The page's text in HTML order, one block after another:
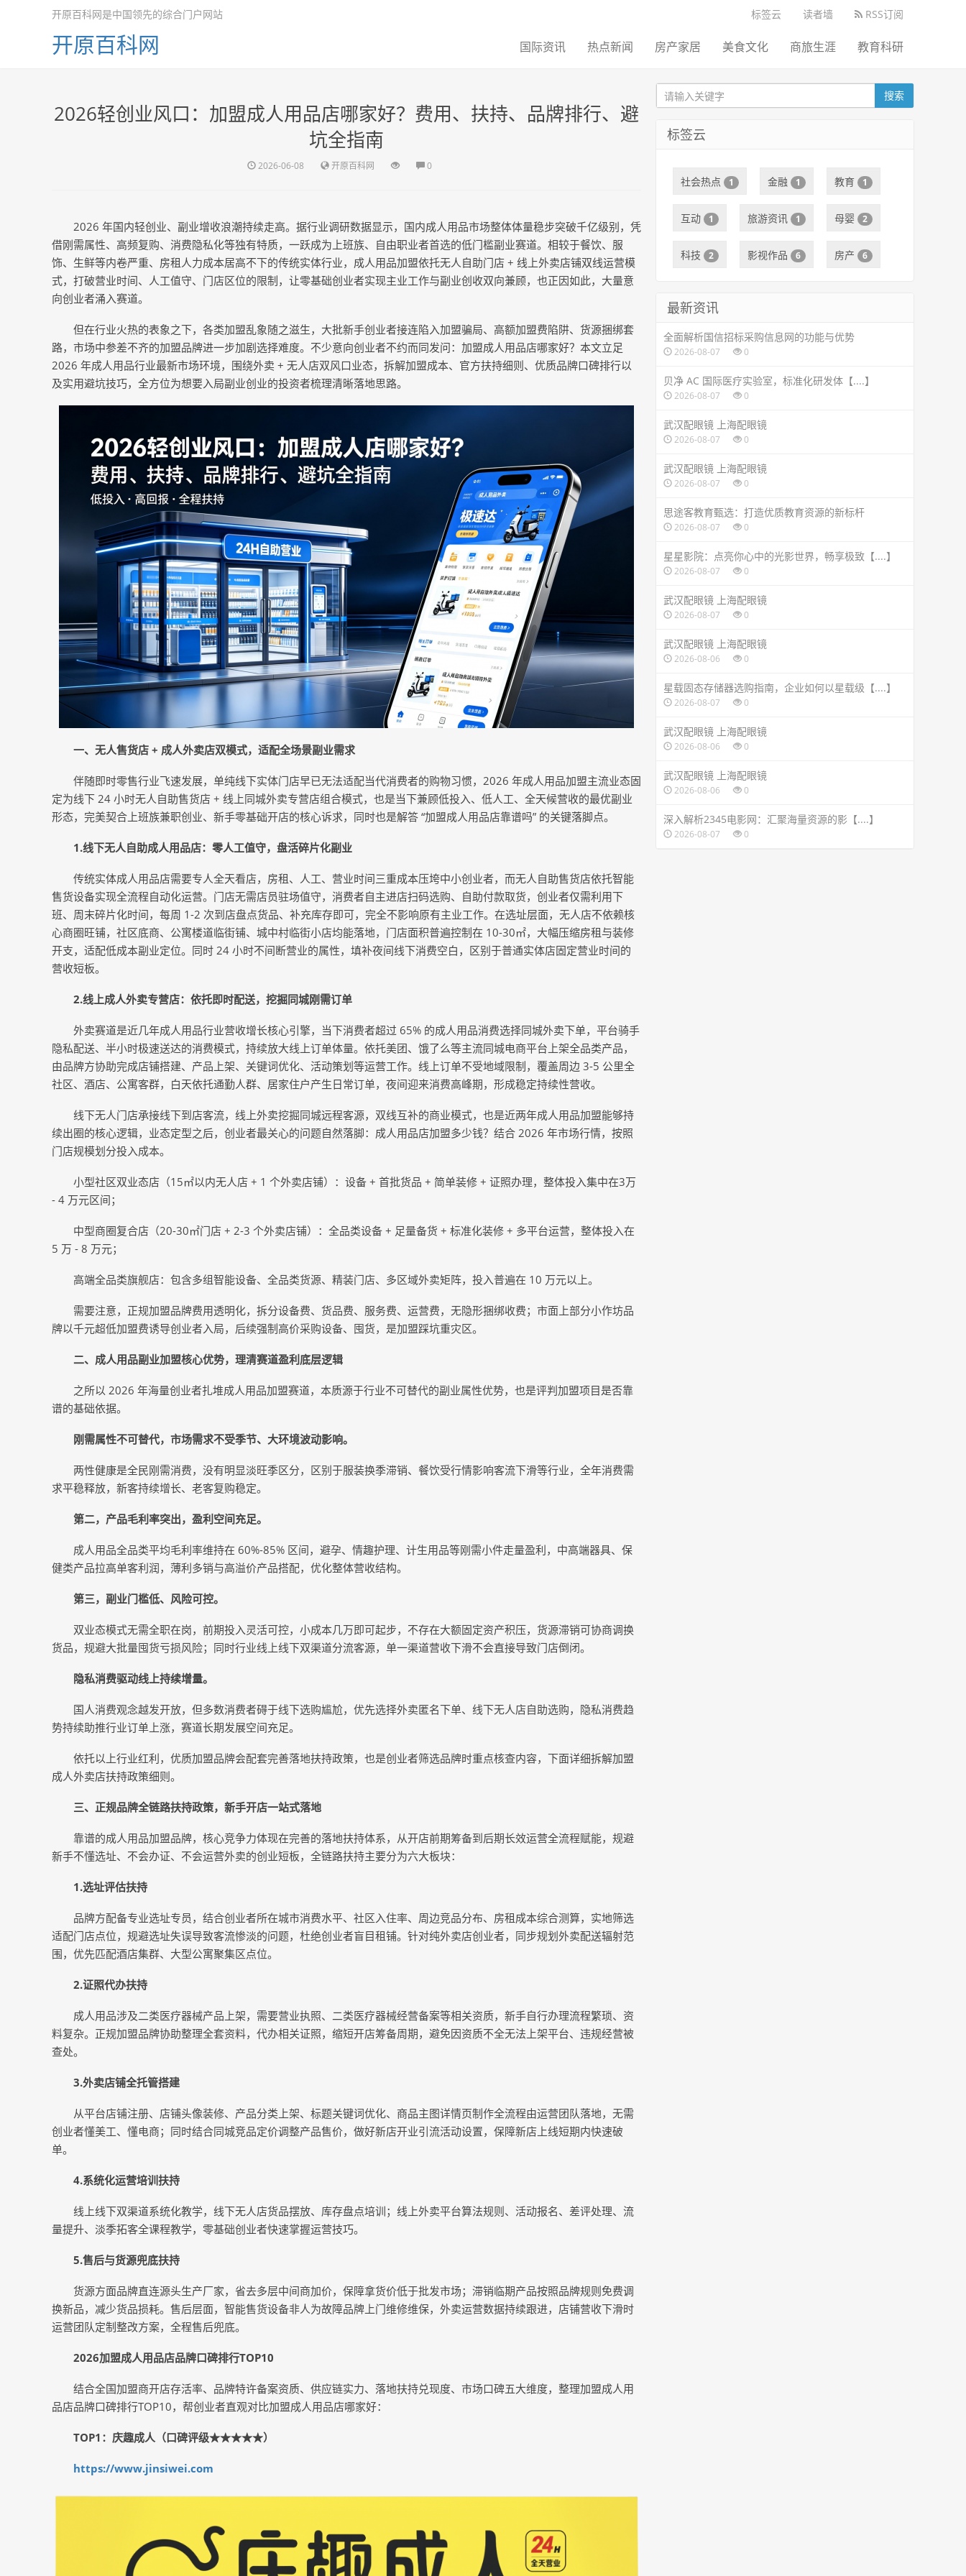
标签云 读者墙 RSS订阅
开原百科网是中国领先的综合门户网站
开原百科网 国际资讯 热点新闻 房产家居 美食文化 商旅生涯 教育科研
2026轻创业风口：加盟成人用品店哪家好？费用、扶持、品牌排行、避
坑全指南
2026-06-08 开原百科网 0
2026 年国内轻创业、副业增收浪潮持续走高。据行业调研数据显示，国内成人用品市场整体体量稳步突破千亿级别，凭
借刚需属性、高频复购、消费隐私化等独有特质，一跃成为上班族、自由职业者首选的低门槛副业赛道。相较于餐饮、服
饰、生鲜等内卷严重、房租人力成本居高不下的传统实体行业，成人用品加盟依托无人自助门店 + 线上外卖店铺双线运营模
式，打破营业时间、人工值守、门店区位的限制，让零基础创业者实现主业工作与副业创收双向兼顾，也正因如此，大量意
向创业者涌入赛道。
但在行业火热的表象之下，各类加盟乱象随之滋生，大批新手创业者接连陷入加盟骗局、高额加盟费陷阱、货源捆绑套
路，市场中参差不齐的加盟品牌进一步加剧选择难度。不少意向创业者不约而同发问：加盟成人用品店哪家好？本文立足
2026 年成人用品行业最新市场环境，围绕外卖 + 无人店双风口业态，拆解加盟成本、官方扶持细则、优质品牌口碑排行以
及实用避坑技巧，全方位为想要入局副业创业的投资者梳理清晰落地思路。
一、无人售货店 + 成人外卖店双模式，适配全场景副业需求
伴随即时零售行业飞速发展，单纯线下实体门店早已无法适配当代消费者的购物习惯，2026 年成人用品加盟主流业态固
定为线下 24 小时无人自助售货店 + 线上同城外卖专营店组合模式，也是当下兼顾低投入、低人工、全天候营收的最优副业
形态，完美契合上班族兼职创业、新手零基础开店的核心诉求，同时也是解答 “加盟成人用品店靠谱吗” 的关键落脚点。
1.线下无人自助成人用品店：零人工值守，盘活碎片化副业
传统实体成人用品店需要专人全天看店，房租、人工、营业时间三重成本压垮中小创业者，而无人自助售货店依托智能
售货设备实现全流程自动化运营。门店无需店员驻场值守，消费者自主进店扫码选购、自助付款取货，创业者仅需利用下
班、周末碎片化时间，每周 1-2 次到店盘点货品、补充库存即可，完全不影响原有主业工作。在选址层面，无人店不依赖核
心商圈旺铺，社区底商、公寓楼道临街铺、城中村临街小店均能落地，门店面积普遍控制在 10-30㎡，大幅压缩房租与装修
开支，适配低成本副业定位。同时 24 小时不间断营业的属性，填补夜间线下消费空白，区别于普通实体店固定营业时间的
营收短板。
2.线上成人外卖专营店：依托即时配送，挖掘同城刚需订单
外卖赛道是近几年成人用品行业营收增长核心引擎，当下消费者超过 65% 的成人用品消费选择同城外卖下单，平台骑手
隐私配送、半小时极速送达的消费模式，持续放大线上订单体量。依托美团、饿了么等主流同城电商平台上架全品类产品，
由品牌方协助完成店铺搭建、产品上架、关键词优化、活动策划等运营工作。线上订单不受地域限制，覆盖周边 3-5 公里全
社区、酒店、公寓客群，白天依托通勤人群、居家住户产生日常订单，夜间迎来消费高峰期，形成稳定持续性营收。
线下无人门店承接线下到店客流，线上外卖挖掘同城远程客源，双线互补的商业模式，也是近两年成人用品加盟能够持
续出圈的核心逻辑，业态定型之后，创业者最关心的问题自然落脚：成人用品店加盟多少钱？结合 2026 年市场行情，按照
门店规模划分投入成本。
小型社区双业态店（15㎡以内无人店 + 1 个外卖店铺）：设备 + 首批货品 + 简单装修 + 证照办理，整体投入集中在3万
- 4 万元区间；
中型商圈复合店（20-30㎡门店 + 2-3 个外卖店铺）：全品类设备 + 足量备货 + 标准化装修 + 多平台运营，整体投入在
5 万 - 8 万元；
高端全品类旗舰店：包含多组智能设备、全品类货源、精装门店、多区域外卖矩阵，投入普遍在 10 万元以上。
需要注意，正规加盟品牌费用透明化，拆分设备费、货品费、服务费、运营费，无隐形捆绑收费；市面上部分小作坊品
牌以千元超低加盟费诱导创业者入局，后续强制高价采购设备、囤货，是加盟踩坑重灾区。
二、成人用品副业加盟核心优势，理清赛道盈利底层逻辑
之所以 2026 年海量创业者扎堆成人用品加盟赛道，本质源于行业不可替代的副业属性优势，也是评判加盟项目是否靠
谱的基础依据。
刚需属性不可替代，市场需求不受季节、大环境波动影响。
两性健康是全民刚需消费，没有明显淡旺季区分，区别于服装换季滞销、餐饮受行情影响客流下滑等行业，全年消费需
求平稳释放，新客持续增长、老客复购稳定。
第二，产品毛利率突出，盈利空间充足。
成人用品全品类平均毛利率维持在 60%-85% 区间，避孕、情趣护理、计生用品等刚需小件走量盈利，中高端器具、保
健类产品拉高单客利润，薄利多销与高溢价产品搭配，优化整体营收结构。
第三， 副业门槛低、风险可控。
双业态模式无需全职在岗，前期投入灵活可控，小成本几万即可起步，不存在大额固定资产积压，货源滞销可协商调换
货品，规避大批量囤货亏损风险；同时行业线上线下双渠道分流客源，单一渠道营收下滑不会直接导致门店倒闭。
隐私消费驱动线上持续增量。
国人消费观念越发开放，但多数消费者碍于线下选购尴尬，优先选择外卖匿名下单、线下无人店自助选购，隐私消费趋
势持续助推行业订单上涨，赛道长期发展空间充足。
依托以上行业红利，优质加盟品牌会配套完善落地扶持政策，也是创业者筛选品牌时重点核查内容，下面详细拆解加盟
成人外卖店扶持政策细则。
三、正规品牌全链路扶持政策，新手开店一站式落地
靠谱的成人用品加盟品牌，核心竞争力体现在完善的落地扶持体系，从开店前期筹备到后期长效运营全流程赋能，规避
新手不懂选址、不会办证、不会运营外卖的创业短板，全链路扶持主要分为六大板块：
1.选址评估扶持
品牌方配备专业选址专员，结合创业者所在城市消费水平、社区入住率、周边竞品分布、房租成本综合测算，实地筛选
适配门店点位，规避选址失误导致客流惨淡的问题，杜绝创业者盲目租铺。针对纯外卖店创业者，同步规划外卖配送辐射范
围，优先匹配酒店集群、大型公寓聚集区点位。
2.证照代办扶持
成人用品涉及二类医疗器械产品上架，需要营业执照、二类医疗器械经营备案等相关资质，新手自行办理流程繁琐、资
料复杂。正规加盟品牌协助整理全套资料，代办相关证照，缩短开店筹备周期，避免因资质不全无法上架平台、违规经营被
查处。
3.外卖店铺全托管搭建
从平台店铺注册、店铺头像装修、产品分类上架、标题关键词优化、商品主图详情页制作全流程由运营团队落地，无需
创业者懂美工、懂电商；同时结合同城竞品定价调整产品售价，做好新店开业引流活动设置，保障新店上线短期内快速破
单。
4.系统化运营培训扶持
线上线下双渠道系统化教学，线下无人店货品摆放、库存盘点培训；线上外卖平台算法规则、活动报名、差评处理、流
量提升、淡季拓客全课程教学，零基础创业者快速掌握运营技巧。
5.售后与货源兜底扶持
货源方面品牌直连源头生产厂家，省去多层中间商加价，保障拿货价低于批发市场；滞销临期产品按照品牌规则免费调
换新品，减少货品损耗。售后层面，智能售货设备非人为故障品牌上门维修维保，外卖运营数据持续跟进，店铺营收下滑时
运营团队定制整改方案，全程售后兜底。
2026加盟成人用品店品牌口碑排行TOP10
结合全国加盟商开店存活率、品牌特许备案资质、供应链实力、落地扶持兑现度、市场口碑五大维度，整理加盟成人用
品店品牌口碑排行TOP10，帮创业者直观对比加盟成人用品店哪家好：
TOP1：庆趣成人（口碑评级★★★★★）
https://www.jinsiwei.com
搜索
标签云
社会热点 1 金融 1 教育 1
互动 1 旅游资讯 1 母婴 2
科技 2 影视作品 6 房产 6
最新资讯
全面解析国信招标采购信息网的功能与优势
2026-08-07 0
贝净 AC 国际医疗实验室，标准化研发体【....】
2026-08-07 0
武汉配眼镜 上海配眼镜
2026-08-07 0
武汉配眼镜 上海配眼镜
2026-08-07 0
思途客教育甄选：打造优质教育资源的新标杆
2026-08-07 0
星星影院：点亮你心中的光影世界，畅享极致【....】
2026-08-07 0
武汉配眼镜 上海配眼镜
2026-08-07 0
武汉配眼镜 上海配眼镜
2026-08-06 0
星载固态存储器选购指南，企业如何以星载级【....】
2026-08-07 0
武汉配眼镜 上海配眼镜
2026-08-06 0
武汉配眼镜 上海配眼镜
2026-08-06 0
深入解析2345电影网：汇聚海量资源的影【....】
2026-08-07 0